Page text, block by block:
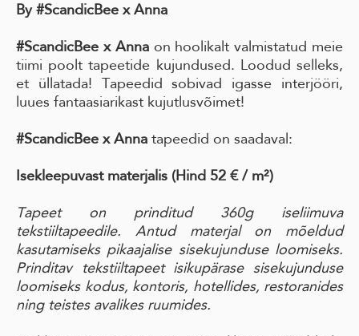
By #ScandicBee x Anna
#ScandicBee x Anna on hoolikalt valmistatud meie
tiimi poolt tapeetide kujundused. Loodud selleks,
et üllatada! Tapeedid sobivad igasse interjööri,
luues fantaasiarikast kujutlusvõimet!
#ScandicBee x Anna tapeedid on saadaval:
Isekleepuvast materjalis (Hind 52 € / m²)
Tapeet on prinditud 360g iseliimuva
tekstiiltapeedile. Antud materjal on mõeldud
kasutamiseks pikaajalise sisekujunduse loomiseks.
Prinditav tekstiiltapeet isikupärase sisekujunduse
loomiseks kodus, kontoris, hotellides, restoranides
ning teistes avalikes ruumides.